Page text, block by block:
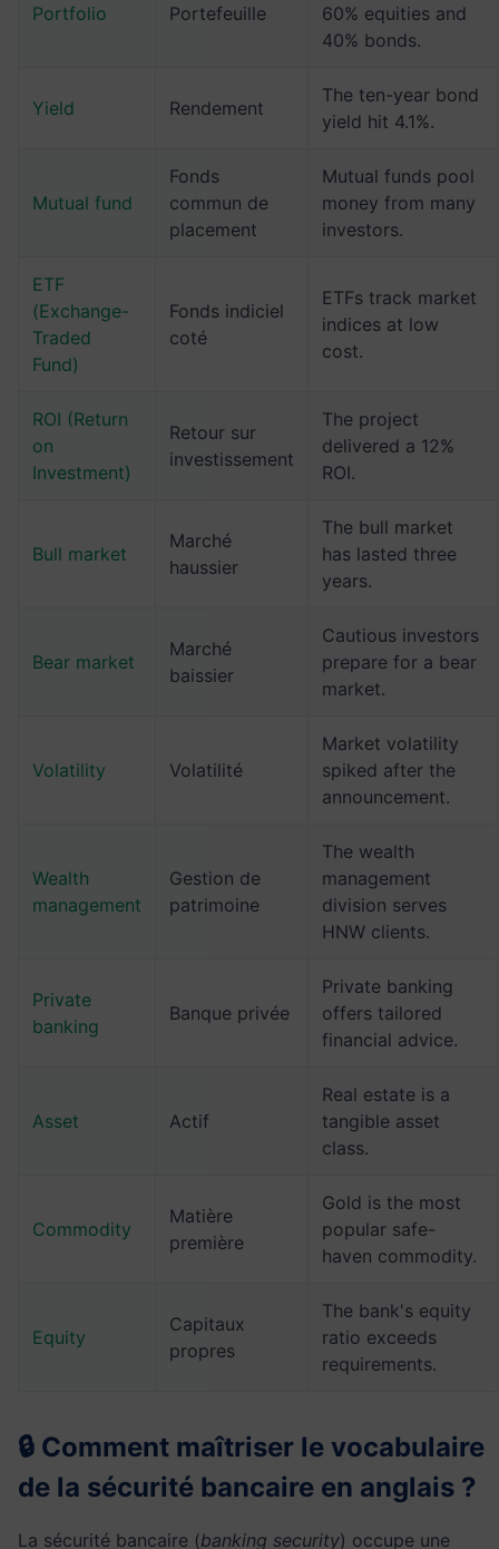
Portfolio Portefeuille
60% equities and
40% bonds.
Yield Rendement
The ten-year bond
yield hit 4.1%.
Mutual fund
Fonds
commun de
placement
Mutual funds pool
money from many
investors.
ETF
(Exchange-
Traded
Fund)
Fonds indiciel
coté
ETFs track market
indices at low
cost.
ROI (Return
on
Investment)
Retour sur
investissement
The project
delivered a 12%
ROI.
Bull market
Marché
haussier
The bull market
has lasted three
years.
Bear market
Marché
baissier
Cautious investors
prepare for a bear
market.
Volatility Volatilité
Market volatility
spiked after the
announcement.
Wealth
management
Gestion de
patrimoine
The wealth
management
division serves
HNW clients.
Private
banking
Banque privée
Private banking
offers tailored
financial advice.
Asset Actif
Real estate is a
tangible asset
class.
Commodity
Matière
première
Gold is the most
popular safe-
haven commodity.
Equity
Capitaux
propres
The bank's equity
ratio exceeds
requirements.
🔒 Comment maîtriser le vocabulaire
de la sécurité bancaire en anglais ?
La sécurité bancaire (banking security) occupe une